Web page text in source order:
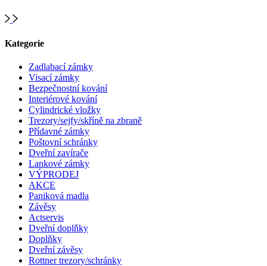
Kategorie
Zadlabací zámky
Visací zámky
Bezpečnostní kování
Interiérové kování
Cylindrické vložky
Trezory/sejfy/skříně na zbraně
Přídavné zámky
Poštovní schránky
Dveřní zavírače
Lankové zámky
VÝPRODEJ
AKCE
Paniková madla
Závěsy
Actservis
Dveřní doplňky
Doplňky
Dveřní závěsy
Rottner trezory/schránky